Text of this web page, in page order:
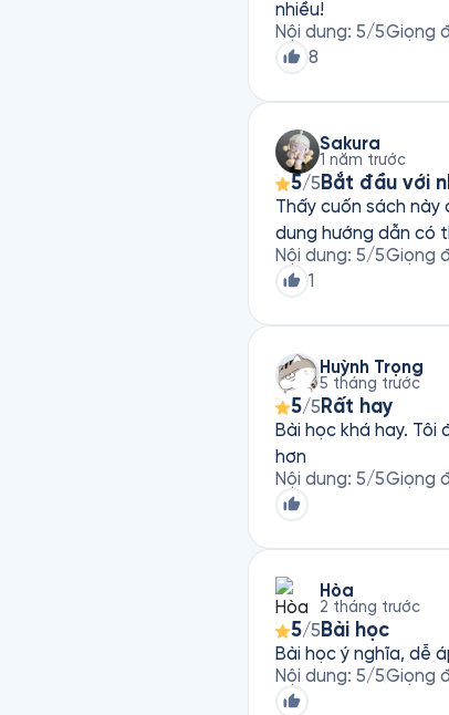
nhiều!
Nội dung: 5/5Giọng
8
Sakura
1 năm trước
5/5 Bắt đầu với
Thấy cuốn sách này
dung hướng dẫn có
Nội dung: 5/5Giọng
1
Huỳnh Trọng
5 tháng trước
5/5 Rất hay
Bài học khá hay.
hơn
Nội dung: 5/5Giọng
Hòa
2 tháng trước
5/5 Bài học
Bài học ý nghĩa, dễ
Nội dung: 5/5Giọng